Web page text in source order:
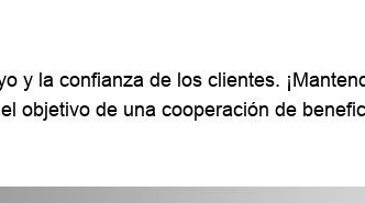
y la confianza de los clientes.
objetivo de una cooperación de